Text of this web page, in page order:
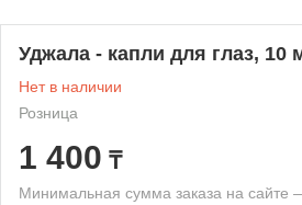
Уджала - капли для глаз, 10
Нет в наличии
Розница
1 400 ₸
Минимальная сумма заказа на сайте